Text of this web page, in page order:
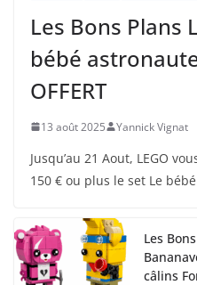
Les Bons Plans
bébé
OFFERT
13 août 2025 Yannick Vignat
Jusqu’au 21 Aout, LEGO
150 € ou plus le set Le
Les
câlins